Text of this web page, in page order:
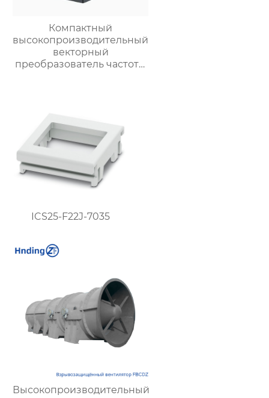
Компактный
высокопроизводительный
векторный
преобразователь частоты
ICS25-F22J-7035
Высокопроизводительный